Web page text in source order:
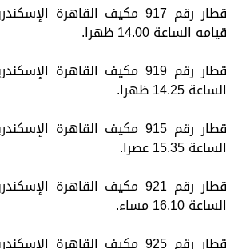
قطار رقم 917 مكيف القاهرة
قيامه الساعة 14.00 ظهرا.
قطار رقم 919 مكيف القاهرة
الساعة 14.25 ظهرا.
قطار رقم 915 مكيف القاهرة
الساعة 15.35 عصرا.
قطار رقم 921 مكيف القاهرة
الساعة 16.10 مساء.
قطار رقم 925 مكيف القاهرة